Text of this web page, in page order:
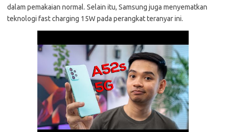
dalam pemakaian normal. Selain itu, Samsung juga menyematkan
teknologi fast charging 15W pada perangkat teranyar ini.